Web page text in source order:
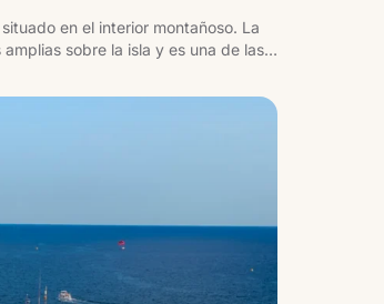
en el interior montañoso. La
sobre la isla y es una de las